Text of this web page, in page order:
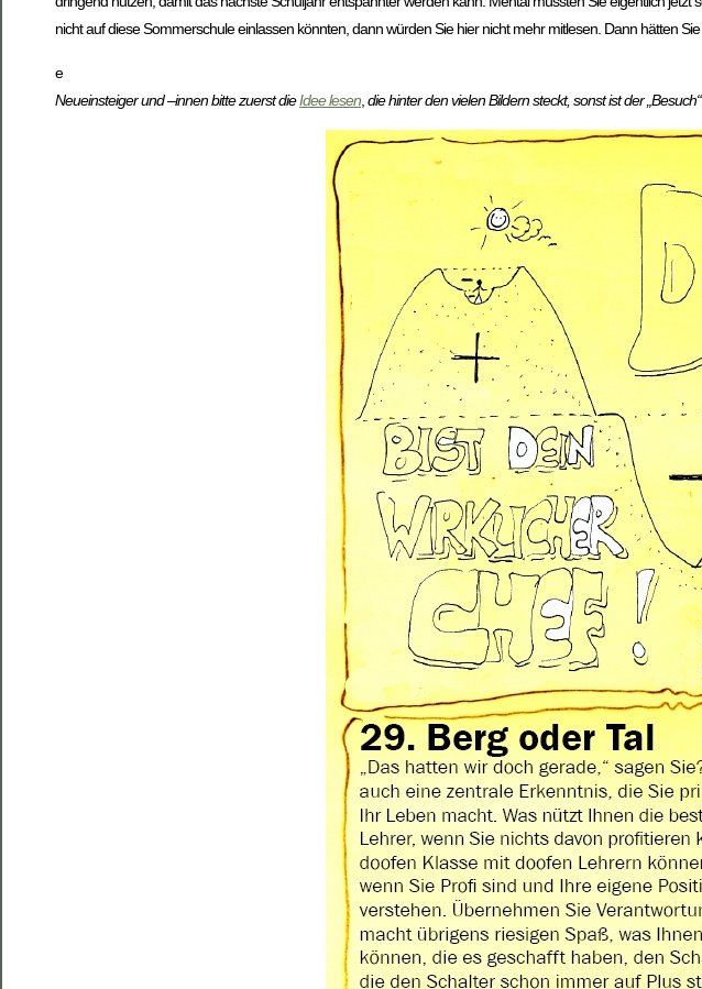
nicht auf diese Sommerschule einlassen könnten, dann würden Sie hier nicht mehr mitlesen. Dann hätten
e
Neueinsteiger und –innen bitte zuerst dieIdee lesen die hinter den vielen Bildern steckt, sonst ist der